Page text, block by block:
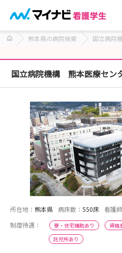
熊本県の病院検索 国立病院
国立病院機構 熊本医療セン
所在地： 熊本県 病床数： 550床 看護
制度待遇：
寮・住宅補助あり 資格
託児所あり